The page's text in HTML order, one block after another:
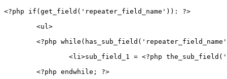
<?php if ( get_field ( 'repeater_field_name' ) ) :
?>
<ul>
<?php while ( has_sub_field ( 'repeater_field_name'
<li>sub_field_1 = <?php the_sub_field (
<?php endwhile ;
?>